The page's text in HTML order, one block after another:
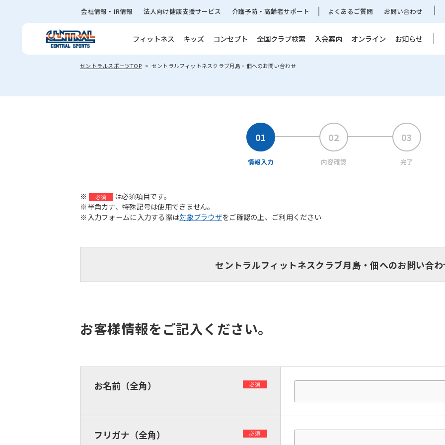
会社情報・IR情報 法人向け健康支援サービス 介護予防・高齢者サポート よくあるご質問 お問い合わせ
フィットネス キッズ コンセプト 全国クラブ検索 入会案内 オンライン お知らせ
セントラルスポーツTOP セントラルフィットネスクラブ月島・佃へのお問い合わせ
情報入力 内容確認 完了
※ 必須
は必須項目です。
※半角カナ、特殊記号は使用できません。
※入力フォームに入力する際は対象ブラウザをご確認の上、ご利用ください
セントラルフィットネスクラブ月島・佃へのお問い合
お客様情報をご記入ください。
お名前（全角） 必須
フリガナ（全角） 必須